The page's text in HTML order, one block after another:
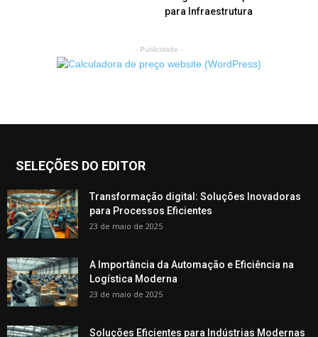
para Infraestrutura
- Publicidade -
SELEÇÕES DO EDITOR
Transformação digital: Soluções Inovadoras
para Processos Eficientes
23 de maio de 2025
A Importância da Automação e Eficiência na
Logística Moderna
23 de maio de 2025
Soluções Eficientes para Indústrias Modernas